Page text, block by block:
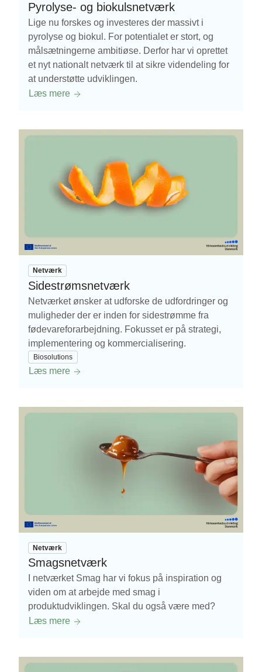
Pyrolyse- og biokulsnetværk
Lige nu forskes og investeres der massivt i
pyrolyse og biokul. For potentialet er stort, og
målsætningerne ambitiøse. Derfor har vi oprettet
et nyt nationalt netværk til at sikre videndeling for
at understøtte udviklingen.
Læs mere
Netværk
Sidestrømsnetværk
Netværket ønsker at udforske de udfordringer og
muligheder der er inden for sidestrømme fra
fødevareforarbejdning. Fokusset er på strategi,
implementering og kommercialisering.
Biosolutions
Læs mere
Netværk
Smagsnetværk
I netværket Smag har vi fokus på inspiration og
viden om at arbejde med smag i
produktudviklingen. Skal du også være med?
Læs mere